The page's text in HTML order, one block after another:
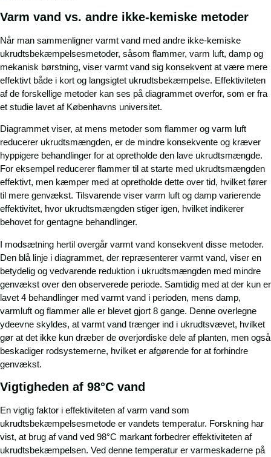
​Varm vand vs. andre ikke-kemiske metoder
Når man sammenligner varmt vand med andre ikke-kemiske
ukrudtsbekæmpelsesmetoder, såsom flammer, varm luft, damp og
mekanisk børstning, viser varmt vand sig konsekvent at være mere
effektivt både i kort og langsigtet ukrudtsbekæmpelse. Effektiviteten
af de forskellige metoder kan ses på diagrammet overfor, som er fra
et studie lavet af Københavns universitet.
Diagrammet viser, at mens metoder som flammer og varm luft
reducerer ukrudtsmængden, er de mindre konsekvente og kræver
hyppigere behandlinger for at opretholde den lave ukrudtsmængde.
For eksempel reducerer flammer til at starte med ukrudtsmængden
effektivt, men kæmper med at opretholde dette over tid, hvilket fører
til mere genvækst. Tilsvarende viser varm luft og damp varierende
effektivitet, hvor ukrudtsmængden stiger igen, hvilket indikerer
behovet for gentagne behandlinger.
I modsætning hertil overgår varmt vand konsekvent disse metoder.
Den blå linje i diagrammet, der repræsenterer varmt vand, viser en
betydelig og vedvarende reduktion i ukrudtsmængden med mindre
genvækst over den observerede periode. Samtidig med at der kun er
lavet 4 behandlinger med varmt vand i perioden, mens damp,
varmluft og flammer alle er blevet gjort 8 gange. Denne overlegne
ydeevne skyldes, at varmt vand trænger ind i ukrudtsvævet, hvilket
gør at det ikke kun dræber de overjordiske dele af planten, men også
beskadiger rodsystemerne, hvilket er afgørende for at forhindre
genvækst.
Vigtigheden af 98°C vand
En vigtig faktor i effektiviteten af varm vand som
ukrudtsbekæmpelsesmetode er vandets temperatur. Forskning har
vist, at brug af vand ved 98°C markant forbedrer effektiviteten af
ukrudtsbekæmpelsen. Ved denne temperatur er varmeskaderne på